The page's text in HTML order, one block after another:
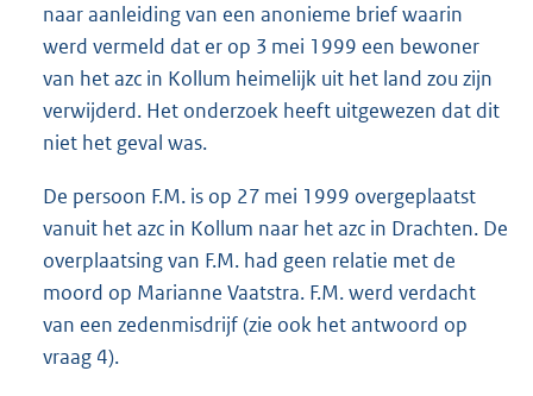
naar aanleiding van een anonieme brief waarin
werd vermeld dat er op 3 mei 1999 een bewoner
van het azc in Kollum heimelijk uit het land zou zijn
verwijderd. Het onderzoek heeft uitgewezen dat dit
niet het geval was.
De persoon F.M. is op 27 mei 1999 overgeplaatst
vanuit het azc in Kollum naar het azc in Drachten. De
overplaatsing van F.M. had geen relatie met de
moord op Marianne Vaatstra. F.M. werd verdacht
van een zedenmisdrijf (zie ook het antwoord op
vraag 4).